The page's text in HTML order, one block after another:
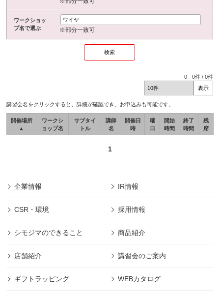
ワークショッ
プ名で選ぶ
※部分一致可
0 -0件 /0件
講習会名をクリックすると、詳細が確認でき、お申込みも可能です。
開催場所
▲
ワークシ
ョップ名
サブタイ
トル
講師
名
開催日
時
曜
日
開始
時間
終了
時間
残
席
1
企業情報 IR情報
CSR・環境 採用情報
シモジマのできること 商品紹介
店舗紹介 講習会のご案内
ギフトラッピング WEBカタログ